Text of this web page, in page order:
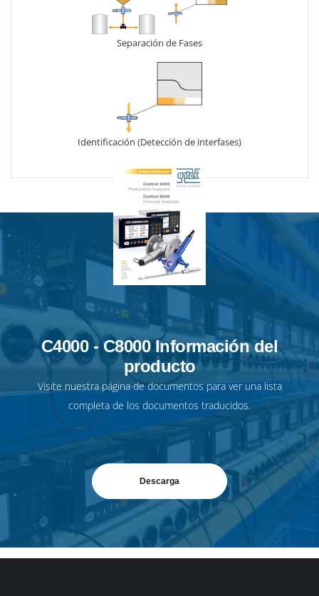
Separación de Fases
Identificación (Detección de interfases)
C4000 - C8000 Información del
producto
Visite nuestrapágina de documentospara ver una lista
completa de los documentos traducidos.
Descarga